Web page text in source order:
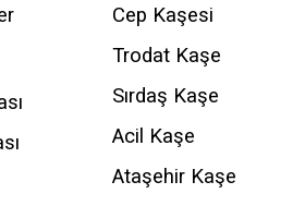
Cep Kaşesi
Trodat Kaşe
Sırdaş Kaşe
Acil Kaşe
Ataşehir Kaşe